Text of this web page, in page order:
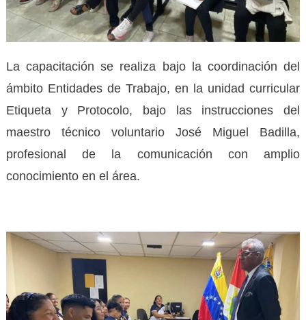
La capacitación se realiza bajo la coordinación del
ámbito Entidades de Trabajo, en la unidad curricular
Etiqueta y Protocolo, bajo las instrucciones del
maestro técnico voluntario José Miguel Badilla,
profesional de la comunicación con amplio
conocimiento en el área.